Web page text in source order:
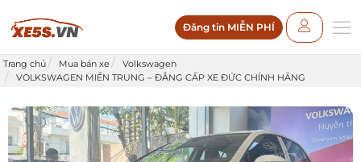
Đăng tin MIỄN PHÍ
Trang chủ Mua bán xe
Volkswagen
VOLKSWAGEN MIỀN TRUNG – ĐẲNG CẤP XE ĐỨC CHÍNH HÃNG